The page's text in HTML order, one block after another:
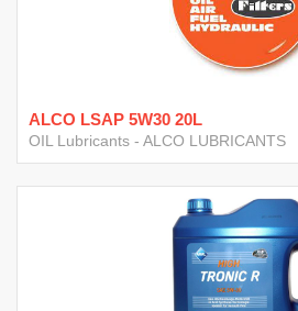
ALCO LSAP 5W30 20L
OIL Lubricants - ALCO LUBRICANTS